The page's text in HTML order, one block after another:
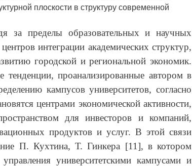
плоскости в структуру современной
за пределы образовательных и научных
интеграции академических структур,
городской и региональной экономик.
проанализированные автором в
кампусов университетов, согласно
центрами экономической активности,
для инвесторов и компаний,
продуктов и услуг. В этой связи
П. Кухтина, Т. Гинкера [11], в котором
университетскими кампусами и